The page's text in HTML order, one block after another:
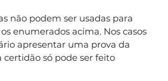
não podem ser usadas para
enumerados acima. Nos casos
apresentar uma prova da
certidão só pode ser feito